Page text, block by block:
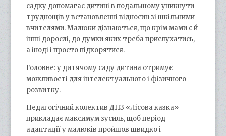
садку допомагає дитині в подальшому уникнути
труднощів у встановленні відносин зі шкільними
вчителями. Малюки дізнаються, що крім мами є й
інші дорослі, до думки яких треба прислухатись,
а іноді і просто підкорятися.
Головне: у дитячому саду дитина отримує
можливості для інтелектуального і фізичного
розвитку.
Педагогічний колектив ДНЗ «Лісова казка»
прикладає максимум зусиль, щоб період
адаптації у малюків пройшов швидко і